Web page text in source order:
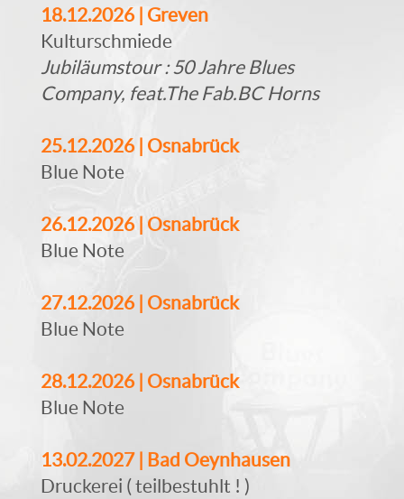
18.12.2026 | Greven
Kulturschmiede
Jubiläumstour : 50 Jahre Blues
Company, feat.The Fab.BC Horns
25.12.2026 | Osnabrück
Blue Note
26.12.2026 | Osnabrück
Blue Note
27.12.2026 | Osnabrück
Blue Note
28.12.2026 | Osnabrück
Blue Note
13.02.2027 | Bad Oeynhausen
Druckerei ( teilbestuhlt ! )